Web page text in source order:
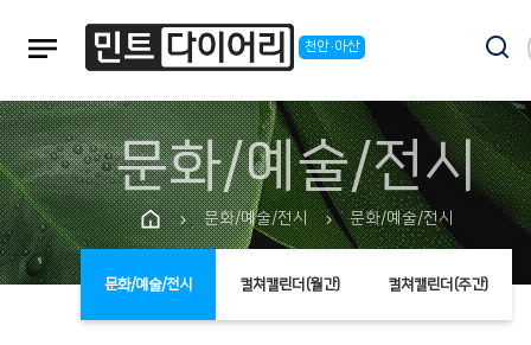
notes 천안·아산
문화/예술/전시
chevron_right 문화/예술/전시 chevron_right 문화/예술/전시
문화/예술/전시 컬쳐캘린더(월간) 컬쳐캘린더(주간)